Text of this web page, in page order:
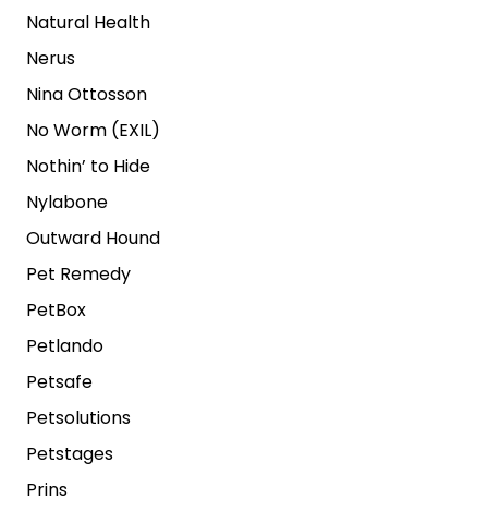
Natural Health
Nerus
Nina Ottosson
No Worm (EXIL)
Nothin’ to Hide
Nylabone
Outward Hound
Pet Remedy
PetBox
Petlando
Petsafe
Petsolutions
Petstages
Prins